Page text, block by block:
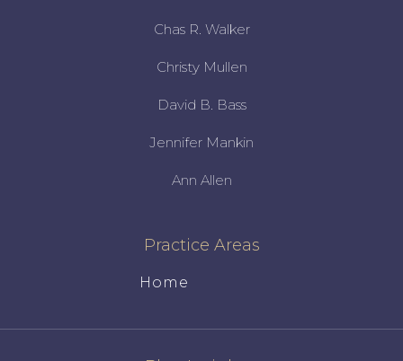
Chas R. Walker
Christy Mullen
David B. Bass
Jennifer Mankin
Ann Allen
Practice Areas
Home